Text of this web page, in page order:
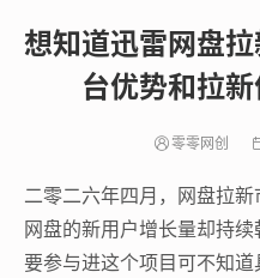
想知道迅雷网盘
台优势和拉
零零网创
二零二六年四月，网盘拉
网盘的新用户增长量却持
要参与进这个项目可不知